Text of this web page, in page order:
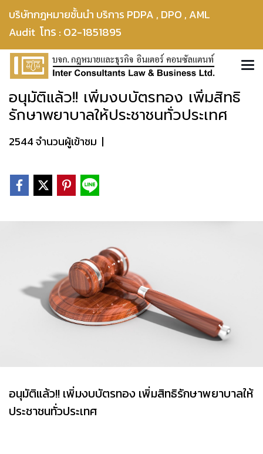
บริษัทกฎหมายชั้นนำ บริการ PDPA , DPO , AML
Audit โทร : 02-1851895
อนุมัติแล้ว!! เพิ่มงบบัตรทอง เพิ่มสิทธิ
รักษาพยาบาลให้ประชาชนทั่วประเทศ
2544 จำนวนผู้เข้าชม |
อนุมัติแล้ว!! เพิ่มงบบัตรทอง เพิ่มสิทธิรักษาพยาบาลให้
ประชาชนทั่วประเทศ